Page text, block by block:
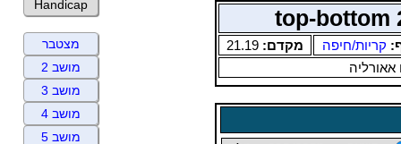
קריות/חיפה מקדם: 21.19
אאורליה
Handicap
מצטבר
מושב 2
מושב 3
מושב 4
מושב 5